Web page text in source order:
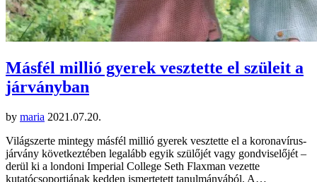
Másfél millió gyerek vesztette el szüleit a
járványban
by maria 2021.07.20.
Világszerte mintegy másfél millió gyerek vesztette el a koronavírus-
járvány következtében legalább egyik szülőjét vagy gondviselőjét –
derül ki a londoni Imperial College Seth Flaxman vezette
kutatócsoportjának kedden ismertetett tanulmányából. A…